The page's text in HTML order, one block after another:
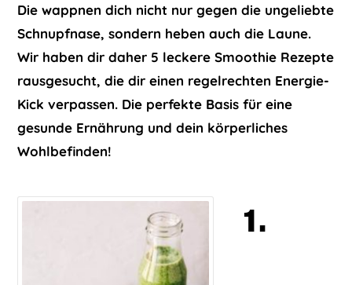
Die wappnen dich nicht nur gegen die ungeliebte
Schnupfnase, sondern heben auch die Laune.
Wir haben dir daher 5 leckere Smoothie Rezepte
rausgesucht, die dir einen regelrechten Energie-
Kick verpassen. Die perfekte Basis für eine
gesunde Ernährung und dein körperliches
Wohlbefinden!
1.